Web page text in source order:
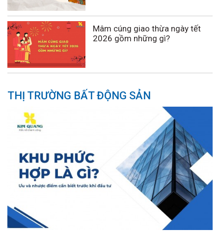
Mâm cúng giao thừa ngày tết
2026 gồm những gì?
THỊ TRƯỜNG BẤT ĐỘNG SẢN